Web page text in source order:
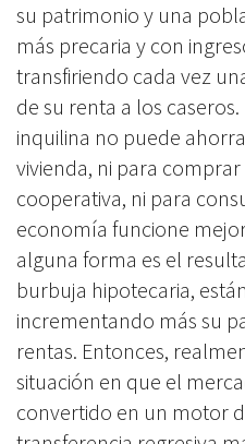
su patrimonio y una
más precaria y con
transfiriendo cada vez
de su renta a los
inquilina no puede
vivienda, ni para
cooperativa, ni para
economía funcione
alguna forma es el
burbuja hipotecaria,
incrementando más su
rentas. Entonces,
situación en que el
convertido en un motor